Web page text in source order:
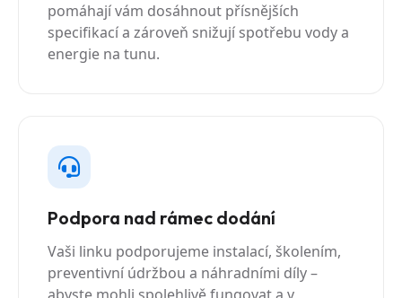
pomáhají vám dosáhnout přísnějších
specifikací a zároveň snižují spotřebu vody a
energie na tunu.
Podpora nad rámec dodání
Vaši linku podporujeme instalací, školením,
preventivní údržbou a náhradními díly –